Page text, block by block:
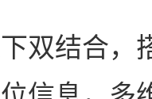
双结合，